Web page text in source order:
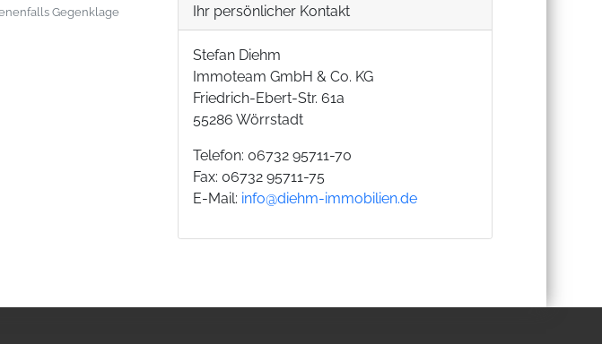
Gegenklage
Ihr persönlicher Kontakt
Stefan Diehm
Immoteam GmbH & Co. KG
Friedrich-Ebert-Str. 61a
55286 Wörrstadt
Telefon: 06732 95711-70
Fax: 06732 95711-75
E-Mail: info@diehm-immobilien.de